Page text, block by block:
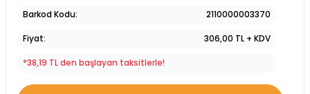
Barkod Kodu 2110000003370
Fiyat 306,00 TL + KDV
*38,19 TL den başlayan taksitlerle!